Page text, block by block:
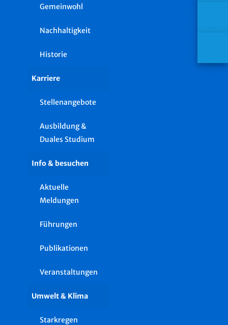
Gemeinwohl
Nachhaltigkeit
Historie
Karriere
Stellenangebote
Ausbildung &
Duales Studium
Info & besuchen
Aktuelle
Meldungen
Führungen
Publikationen
Veranstaltungen
Umwelt & Klima
Starkregen